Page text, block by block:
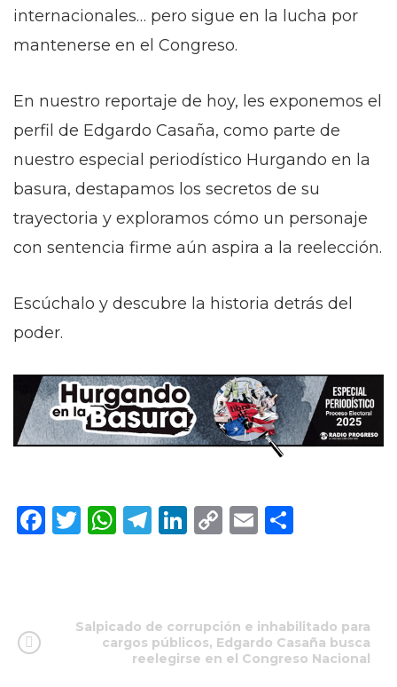
internacionales… pero sigue en la lucha por
mantenerse en el Congreso.
En nuestro reportaje de hoy, les exponemos el
perfil de Edgardo Casaña, como parte de
nuestro especial periodístico Hurgando en la
basura, destapamos los secretos de su
trayectoria y exploramos cómo un personaje
con sentencia firme aún aspira a la reelección.
Escúchalo y descubre la historia detrás del
poder.
Facebook
Twitter
WhatsApp
Telegram
LinkedIn
CopyEmail
Salpicado de corrupción e inhabilitado para
cargos públicos, Edgardo Casaña busca
reelegirse en el Congreso Nacional